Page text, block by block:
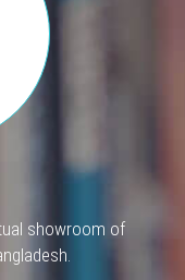
showroom of